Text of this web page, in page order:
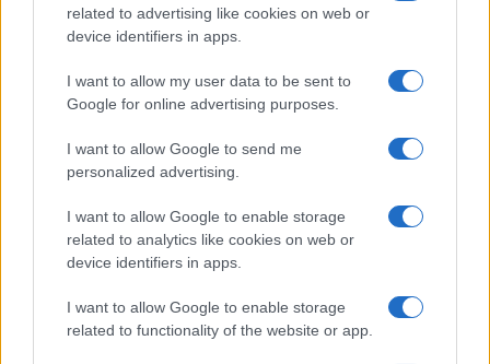
related to advertising like cookies on web or
device identifiers in apps.
I want to allow my user data to be sent to
Google for online advertising purposes.
I want to allow Google to send me
personalized advertising.
I want to allow Google to enable storage
related to analytics like cookies on web or
device identifiers in apps.
I want to allow Google to enable storage
related to functionality of the website or app.
Bemutatták a legújabb Gripent –
különleges vadászgéppel rukkolt elő a